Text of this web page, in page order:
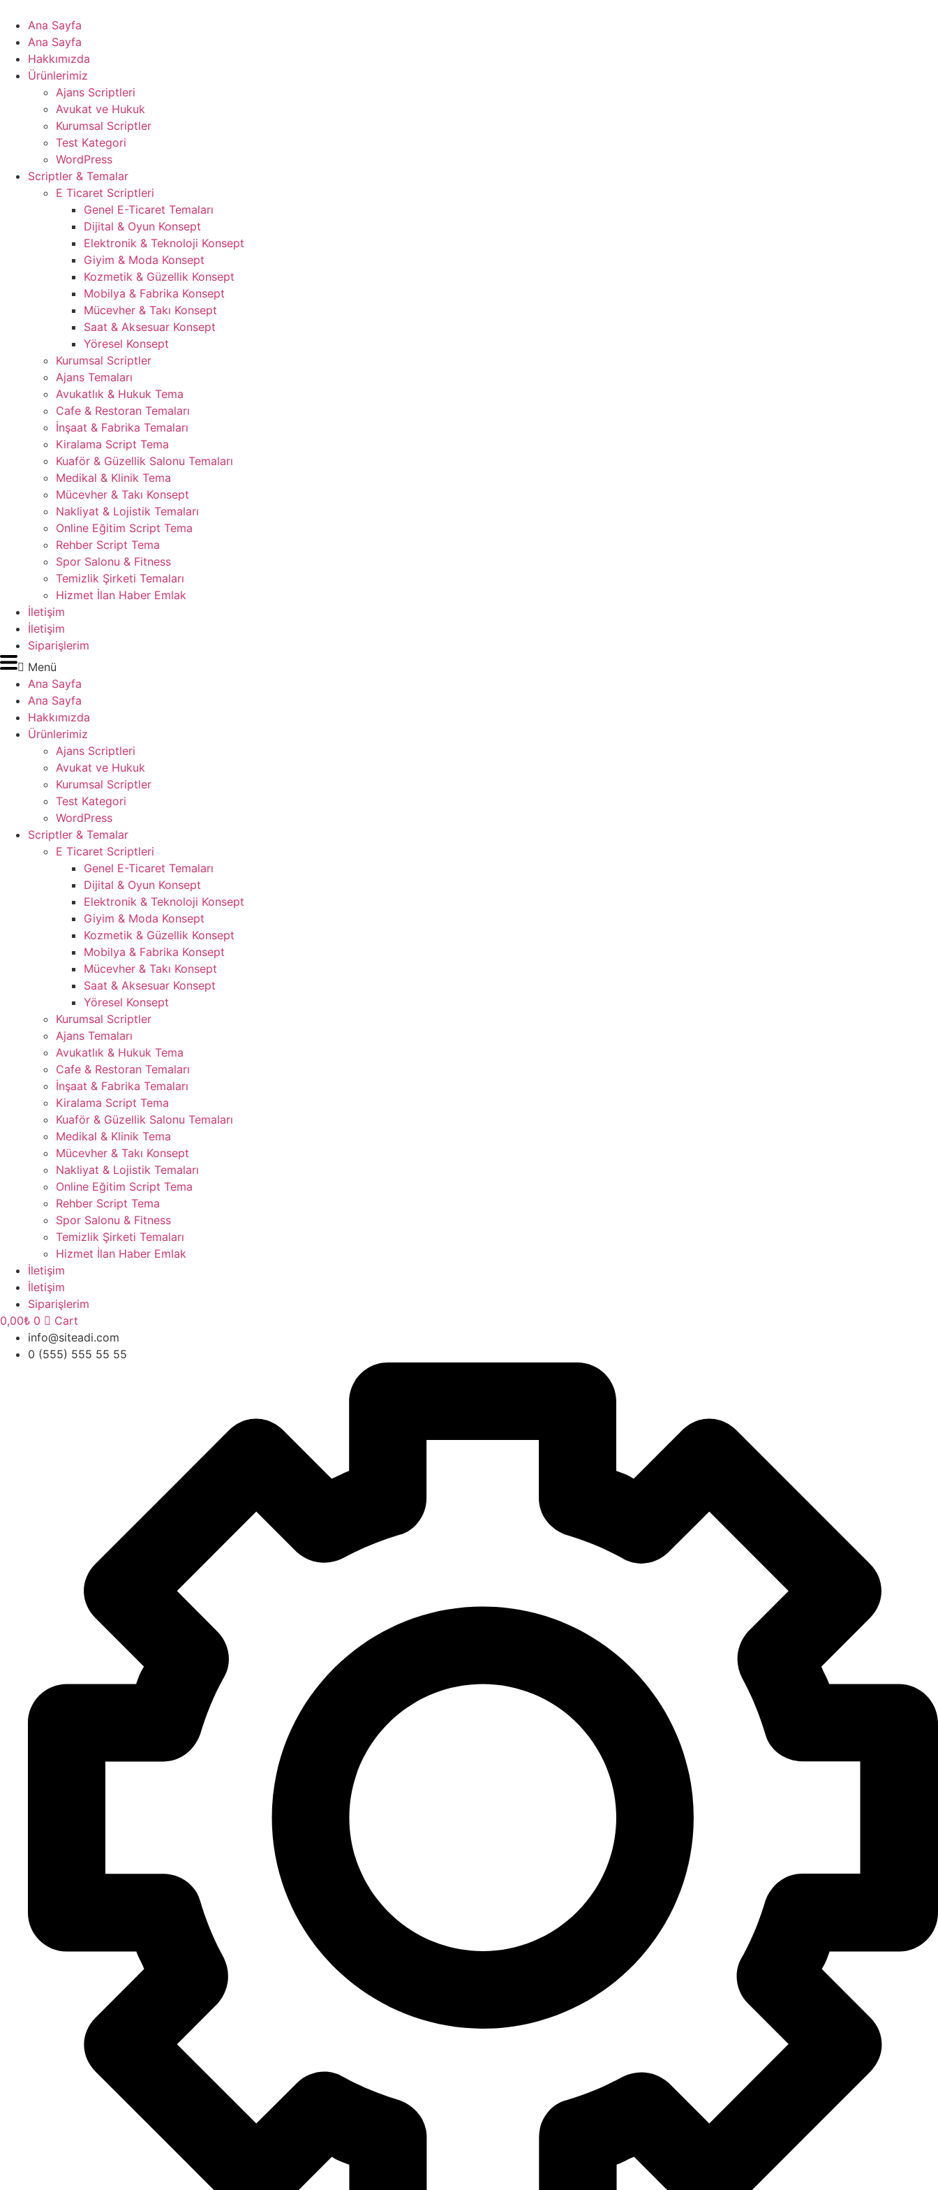
Ana Sayfa
Ana Sayfa
Hakkımızda
Ürünlerimiz
Ajans Scriptleri
Avukat ve Hukuk
Kurumsal Scriptler
Test Kategori
WordPress
Scriptler & Temalar
E Ticaret Scriptleri
Genel E-Ticaret Temaları
Dijital & Oyun Konsept
Elektronik & Teknoloji Konsept
Giyim & Moda Konsept
Kozmetik & Güzellik Konsept
Mobilya & Fabrika Konsept
Mücevher & Takı Konsept
Saat & Aksesuar Konsept
Yöresel Konsept
Kurumsal Scriptler
Ajans Temaları
Avukatlık & Hukuk Tema
Cafe & Restoran Temaları
İnşaat & Fabrika Temaları
Kiralama Script Tema
Kuaför & Güzellik Salonu Temaları
Medikal & Klinik Tema
Mücevher & Takı Konsept
Nakliyat & Lojistik Temaları
Online Eğitim Script Tema
Rehber Script Tema
Spor Salonu & Fitness
Temizlik Şirketi Temaları
Hizmet İlan Haber Emlak
İletişim
İletişim
Siparişlerim
Menü
Ana Sayfa
Ana Sayfa
Hakkımızda
Ürünlerimiz
Ajans Scriptleri
Avukat ve Hukuk
Kurumsal Scriptler
Test Kategori
WordPress
Scriptler & Temalar
E Ticaret Scriptleri
Genel E-Ticaret Temaları
Dijital & Oyun Konsept
Elektronik & Teknoloji Konsept
Giyim & Moda Konsept
Kozmetik & Güzellik Konsept
Mobilya & Fabrika Konsept
Mücevher & Takı Konsept
Saat & Aksesuar Konsept
Yöresel Konsept
Kurumsal Scriptler
Ajans Temaları
Avukatlık & Hukuk Tema
Cafe & Restoran Temaları
İnşaat & Fabrika Temaları
Kiralama Script Tema
Kuaför & Güzellik Salonu Temaları
Medikal & Klinik Tema
Mücevher & Takı Konsept
Nakliyat & Lojistik Temaları
Online Eğitim Script Tema
Rehber Script Tema
Spor Salonu & Fitness
Temizlik Şirketi Temaları
Hizmet İlan Haber Emlak
İletişim
İletişim
Siparişlerim
0,00₺ 0
Cart
info@siteadi.com
0 (555) 555 55 55